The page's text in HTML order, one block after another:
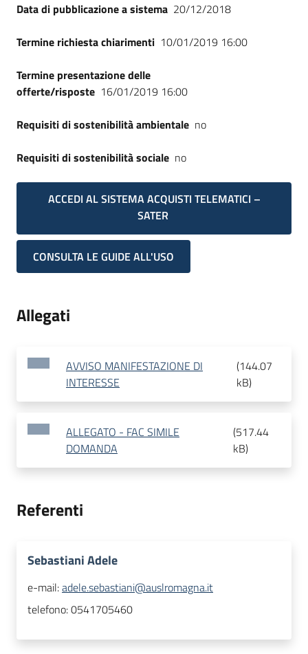
Data di pubblicazione a sistema 20/12/2018
Termine richiesta chiarimenti 10/01/2019 16:00
Termine presentazione delle
offerte/risposte 16/01/2019 16:00
Requisiti di sostenibilità ambientale no
Requisiti di sostenibilità sociale no
ACCEDI AL SISTEMA ACQUISTI TELEMATICI –
SATER
CONSULTA LE GUIDE ALL'USO
Allegati
AVVISO MANIFESTAZIONE DI
INTERESSE
(144.07
kB)
ALLEGATO - FAC SIMILE
DOMANDA
(517.44
kB)
Referenti
Sebastiani Adele
e-mail:adele.sebastiani@auslromagna.it
telefono:0541705460